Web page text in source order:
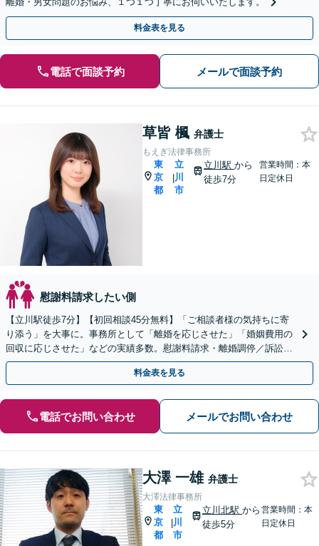
料金表を見る
電話で面談予約 メールで面談予約
草皆 楓 弁護士
もえぎ法律事務所
東
京
都
|
立
川
市
立川駅から
徒歩7分
営業時間：本
日定休日
慰謝料請求したい側
【立川駅徒歩7分】【初回相談45分無料】「ご相談者様の気持ちに寄
り添う」を大事に。事務所として「離婚を応じさせた」「婚姻費用の
回収に応じさせた」などの実績多数。慰謝料請求・離婚調停／訴訟・
養育費・親権・財産分与
料金表を見る
電話でお問い合わせ メールでお問い合わせ
大澤 一雄 弁護士
大澤法律事務所
東
京
都
|
立
川
市
立川北駅 から
徒歩5分
営業時間：本
日定休日